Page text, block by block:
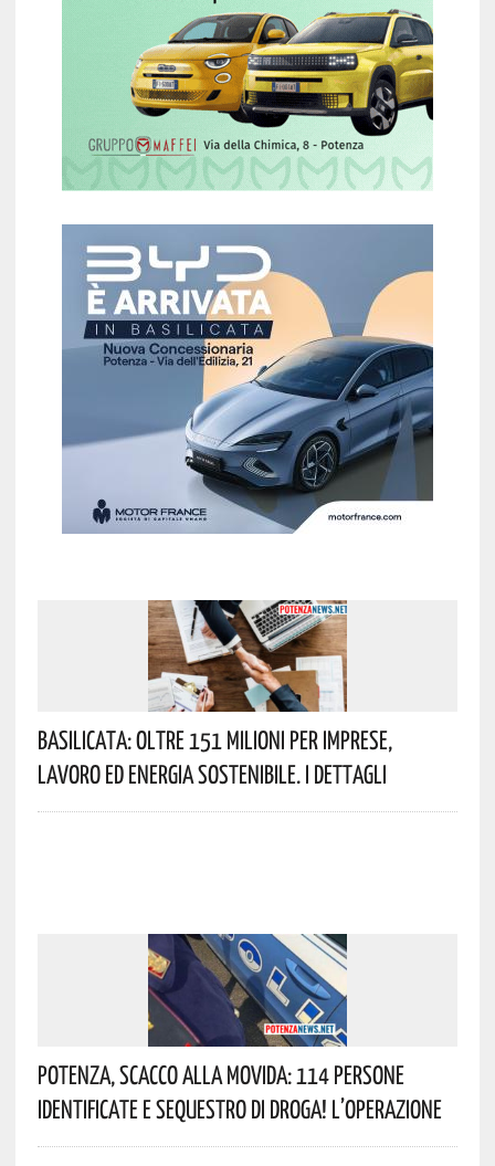
Basilicata: Oltre 151 Milioni Per Imprese,
Lavoro Ed Energia Sostenibile. I Dettagli
Potenza, Scacco Alla Movida: 114 Persone
Identificate E Sequestro Di Droga! L’operazione